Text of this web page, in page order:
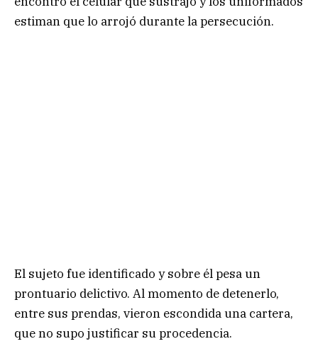
estiman que lo arrojó durante la persecución.
El sujeto fue identificado y sobre él pesa un
prontuario delictivo. Al momento de detenerlo,
entre sus prendas, vieron escondida una cartera,
que no supo justificar su procedencia.